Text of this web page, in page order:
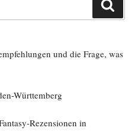
und die Frage, was
Württemberg
Rezensionen in